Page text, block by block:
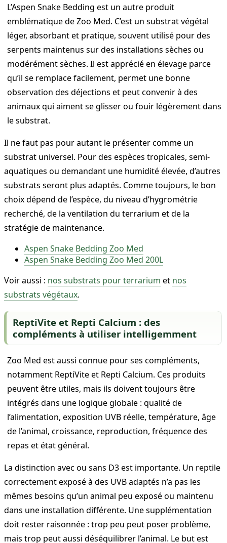
L’Aspen Snake Bedding est un autre produit
emblématique de Zoo Med. C’est un substrat végétal
léger, absorbant et pratique, souvent utilisé pour des
serpents maintenus sur des installations sèches ou
modérément sèches. Il est apprécié en élevage parce
qu’il se remplace facilement, permet une bonne
observation des déjections et peut convenir à des
animaux qui aiment se glisser ou fouir légèrement dans
le substrat.
Il ne faut pas pour autant le présenter comme un
substrat universel. Pour des espèces tropicales, semi-
aquatiques ou demandant une humidité élevée, d’autres
substrats seront plus adaptés. Comme toujours, le bon
choix dépend de l’espèce, du niveau d’hygrométrie
recherché, de la ventilation du terrarium et de la
stratégie de maintenance.
Aspen Snake Bedding Zoo Med
Aspen Snake Bedding Zoo Med 200L
Voir aussi : nos substrats pour terrarium et nos
substrats végétaux.
ReptiVite et Repti Calcium : des
compléments à utiliser intelligemment
Zoo Med est aussi connue pour ses compléments,
notamment ReptiVite et Repti Calcium. Ces produits
peuvent être utiles, mais ils doivent toujours être
intégrés dans une logique globale : qualité de
l’alimentation, exposition UVB réelle, température, âge
de l’animal, croissance, reproduction, fréquence des
repas et état général.
La distinction avec ou sans D3 est importante. Un reptile
correctement exposé à des UVB adaptés n’a pas les
mêmes besoins qu’un animal peu exposé ou maintenu
dans une installation différente. Une supplémentation
doit rester raisonnée : trop peu peut poser problème,
mais trop peut aussi déséquilibrer l’animal. Le but est